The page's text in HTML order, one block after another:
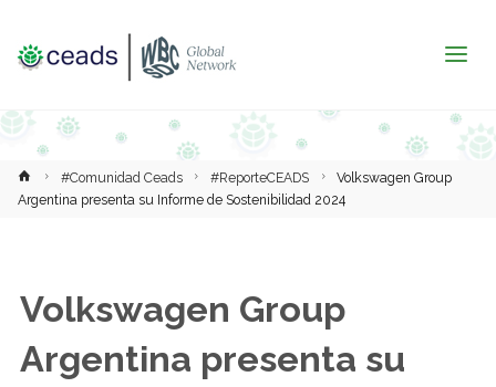
Inicio#Comunidad Ceads #ReporteCEADS
Volkswagen Group
Argentina presenta su Informe de Sostenibilidad 2024
Volkswagen Group
Argentina presenta su